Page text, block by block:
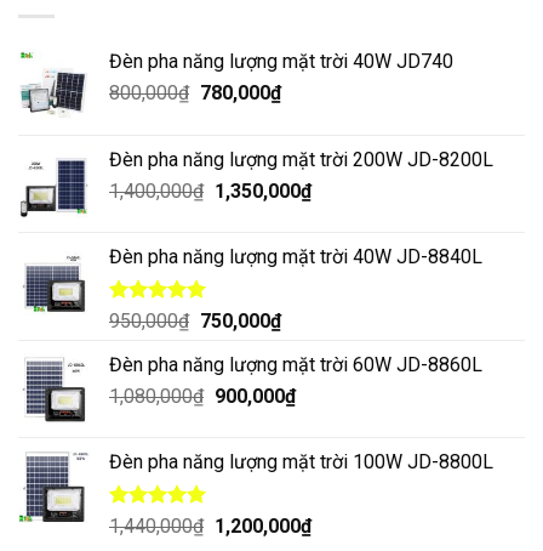
Đèn pha năng lượng mặt trời 40W JD740
800,000₫ 780,000₫
Đèn pha năng lượng mặt trời 200W JD-8200L
1,400,000₫ 1,350,000₫
Đèn pha năng lượng mặt trời 40W JD-8840L
Được xếp
5.00
5 sao
950,000₫ 750,000₫
Đèn pha năng lượng mặt trời 60W JD-8860L
1,080,000₫ 900,000₫
Đèn pha năng lượng mặt trời 100W JD-8800L
Được xếp
1,440,000₫ 1,200,000₫